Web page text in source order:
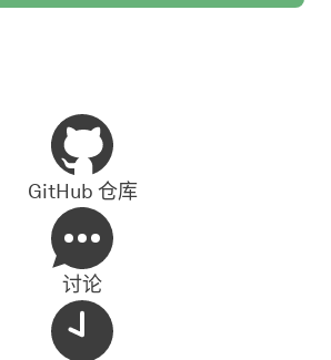
GitHub 仓库
讨论